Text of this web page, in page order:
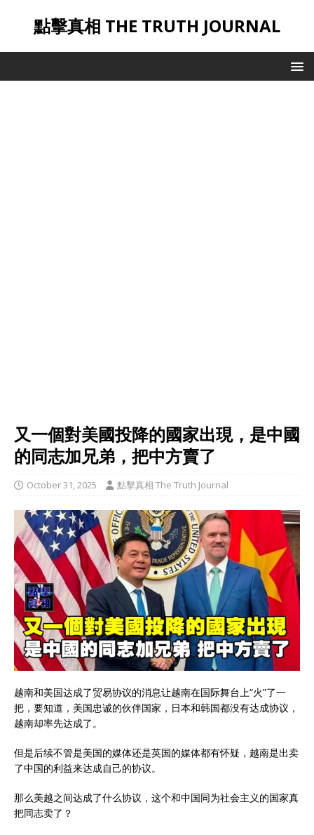
點擊真相 THE TRUTH JOURNAL
又一個對美國投降的國家出現，是中國
的同志加兄弟，把中方賣了
October 31, 2025 點擊真相 The Truth Journal
越南和美国达成了贸易协议的消息让越南在国际舞台上“火”了一
把，要知道，美国忠诚的伙伴国家，日本和韩国都没有达成协议，
越南却率先达成了。
但是后续不管是美国的媒体还是英国的媒体都有怀疑，越南是出卖
了中国的利益来达成自己的协议。
那么美越之间达成了什么协议，这个和中国同为社会主义的国家真
把同志卖了？